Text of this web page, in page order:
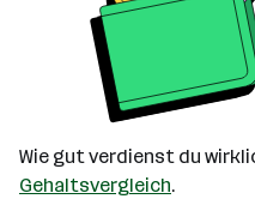
Wie gut verdienst du
Gehaltsvergleich.